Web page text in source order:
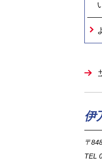
伊
〒
TEL